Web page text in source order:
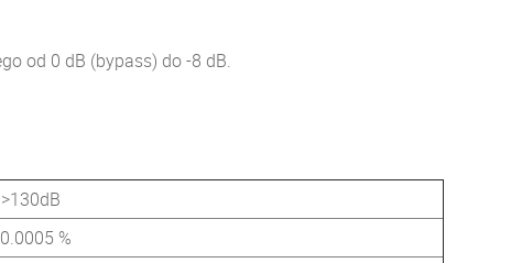
od 0 dB (bypass) do -8 dB.
>130dB
%